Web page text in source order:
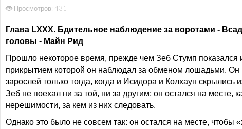
Просмотров: 431
Глава LXXX. Бдительное наблюдение за воротами -
головы - Майн Рид
Прошло некоторое время, прежде чем Зеб Стумп показался
прикрытием которой он наблюдал за обменом лошадьми.
зарослей только тогда, когда и Исидора и Колхаун скрылись
Зеб не поехал ни за той, ни за другим; он остался на месте,
нерешимости, за кем из них следовать.
Однако это было не совсем так: он остался на месте, чтобы